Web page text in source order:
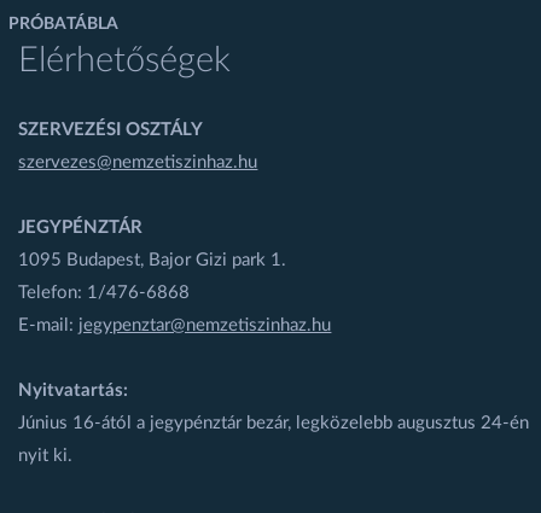
PRÓBATÁBLA
Elérhetőségek
SZERVEZÉSI OSZTÁLY
szervezes@nemzetiszinhaz.hu
JEGYPÉNZTÁR
1095 Budapest, Bajor Gizi park 1.
Telefon: 1/476-6868
E-mail: jegypenztar@nemzetiszinhaz.hu
Nyitvatartás:
Június 16-ától a jegypénztár bezár, legközelebb augusztus 24-én
nyit ki.